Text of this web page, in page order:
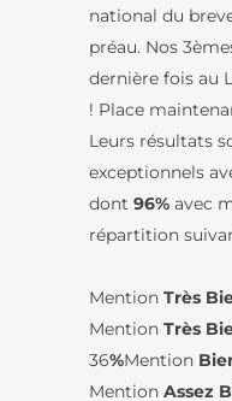
national du
préau. Nos
dernière fois au
! Place
Leurs résultats
exceptionnels
dont 96% avec
répartition
Mention Très
Mention Très
36%Mention
Mention Assez